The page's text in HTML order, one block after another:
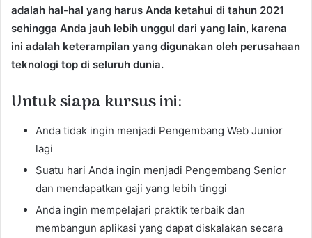
adalah hal-hal yang harus Anda ketahui di tahun 2021
sehingga Anda jauh lebih unggul dari yang lain, karena
ini adalah keterampilan yang digunakan oleh perusahaan
teknologi top di seluruh dunia.
Untuk siapa kursus ini:
Anda tidak ingin menjadi Pengembang Web Junior
lagi
Suatu hari Anda ingin menjadi Pengembang Senior
dan mendapatkan gaji yang lebih tinggi
Anda ingin mempelajari praktik terbaik dan
membangun aplikasi yang dapat diskalakan secara